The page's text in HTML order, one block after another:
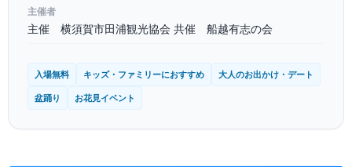
主催者
主催 横須賀市田浦観光協会 共催 船越有志の会
入場無料 キッズ・ファミリーにおすすめ 大人のお出かけ・デート
盆踊り お花見イベント